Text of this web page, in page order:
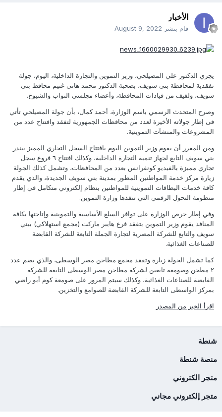
الأخبار
قام بنشر August 9, 2022
يجري الدكتور علي المصيلحي، وزير التموين والتجارة الداخلية، اليوم، جولة
تفقدية لمحافظة بني سويف، بصحبة الدكتور محمد هاني غنيم محافظ بني
سويف، ولفيف من قيادات المحافظة، وأعضاء مجلسي النواب والشيوخ.
وصرح المتحدث الرسمي باسم الوزارة، أحمد كمال، بأن جولة المصيلحي تأتي
فى إطار جولاته الأخيرة لعدد من محافظات الجمهورية لتفقد وافتتاح عدد من
المشروعات والمنشآت التموينية.
ومن المقرر أن يقوم وزير التموين اليوم بافتتاح السجل التجاري المميز ببندر
بني سويف التابع لجهاز تنمية التجارة الداخلية، وكذلك افتتاح ٦ فروع سجل
تجاري مميزة بالفيديو كونفرانس بعدد من المحافظات، وتشمل كذلك الجولة
زيارة مركز خدمة المواطنين المطور بمدينة بني سويف الجديدة، والذي يقدم
كافة خدمات البطاقات التموينية للمواطنين بنظام إلكتروني متكامل في إطار
منظومة التحول الرقمي التي تنفذها وزارة التموين.
وفي إطار حرص الوزارة على توافر السلع الأساسية والتموينية وإتاحتها بكافة
المنافذ يقوم وزير التموين بتفقد فرع هايبر ماركت (مجمع استهلاكي) ببني
سويف والتابع للشركة المصرية لتجارة الجملة التابعة للشركة القابضة
للصناعات الغذائية.
كما تشمل الجولة زيارة وتفقد مجمع مطاحن مصر الوسطى، والذي يضم عدد
٢ مطحن وصومعة تابعين لشركة مطاحن مصر الوسطى التابعة للشركة
القابضة للصناعات الغذائية، وكذلك سيتم المرور على صومعة كوم أبو راضي
بمركز الواسطى التابعة للشركة القابضة للصوامع والتخزين.
اقرأ الخبر من المصدر
شنطة
منصة شنطة
متجر الكتروني
متجر إلكتروني مجاني